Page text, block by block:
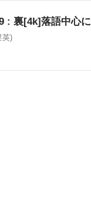
: 裏[4k]落語中心に
英)